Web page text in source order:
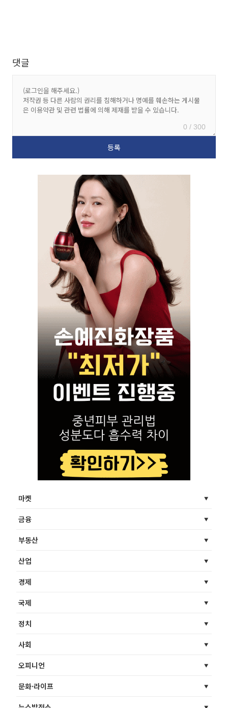
댓글
0 / 300
마켓
금융
부동산
산업
경제
국제
정치
사회
오피니언
문화·라이프